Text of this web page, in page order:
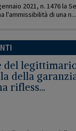
2021, n. 1476 la
l'ammissibilità di una n...
del
della
rifless...